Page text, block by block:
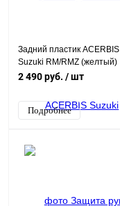
Задний пластик ACERBIS
Suzuki RM/RMZ (желтый)
2 490 руб. / шт
Подробнее